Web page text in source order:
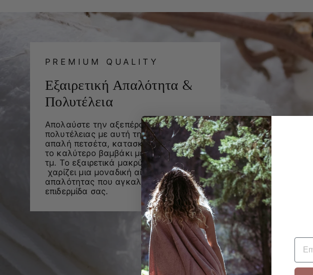
PREMIUM QUALITY
Εξαιρετική Απαλότητα &
Πολυτέλεια
Απολαύστε την αξεπέραστη αίσθηση
πολυτέλειας με αυτή την εξαιρετικά
απαλή πετσέτα, κατασκευασμένη από
το καλύτερο βαμβάκι με βάρος 600γρ/
τμ. Το εξαιρετικά μακρύ νήμα της
χαρίζει μια μοναδική αίσθηση
απαλότητας που αγκαλιάζει την
επιδερμίδα σας.
Email